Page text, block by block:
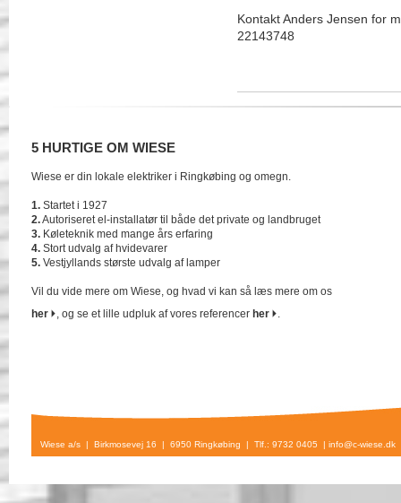
Kontakt Anders Jensen for
22143748
5 HURTIGE OM WIESE
Wiese er din lokale elektriker i Ringkøbing og omegn.
1. Startet i 1927
2.Autoriseret el-installatør til både det private og landbruget
3. Køleteknik med mange års erfaring
4. Stort udvalg af hvidevarer
5. Vestjyllands største udvalg af lamper
Vil du vide mere om Wiese, og hvad vi kan så læs mere om os
her
, og se et lille udpluk af vores referencer her .
Wiese a/s | Birkmosevej 16 | 6950 Ringkøbing | Tlf.: 9732 0405 | info@c-wiese.dk